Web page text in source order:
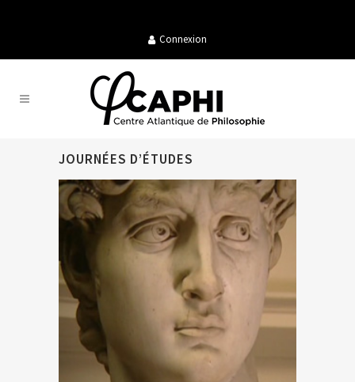
Connexion
JOURNÉES D’ÉTUDES